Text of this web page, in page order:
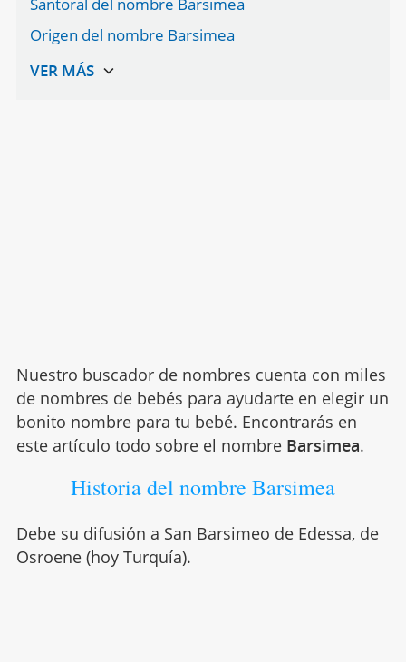
Origen del nombre Barsimea
Nuestro buscador de nombres cuenta con miles
de nombres de bebés para ayudarte en elegir un
bonito nombre para tu bebé. Encontrarás en
este artículo todo sobre el nombre Barsimea.
Historia del nombre Barsimea
Debe su difusión a San Barsimeo de Edessa, de
Osroene (hoy Turquía).